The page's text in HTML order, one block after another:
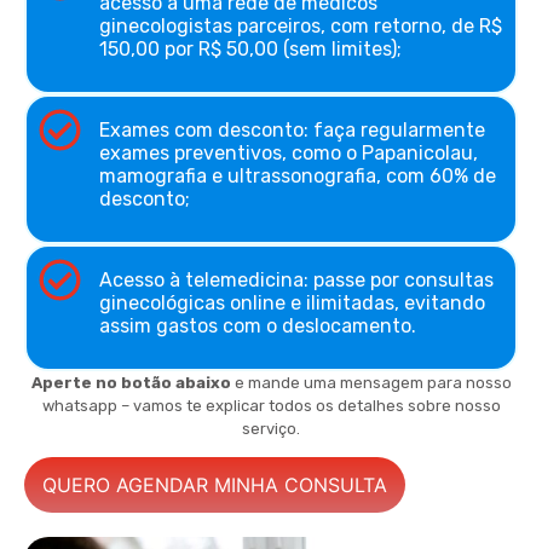
ginecologistas parceiros, com retorno, de R$
150,00 por R$ 50,00 (sem limites);
Exames com desconto: faça regularmente
exames preventivos, como o Papanicolau,
mamografia e ultrassonografia, com 60% de
desconto;
Acesso à telemedicina: passe por consultas
ginecológicas online e ilimitadas, evitando
assim gastos com o deslocamento.
Aperte no botão abaixo e mande uma mensagem para nosso
whatsapp – vamos te explicar todos os detalhes sobre nosso
serviço.
QUERO AGENDAR MINHA CONSULTA